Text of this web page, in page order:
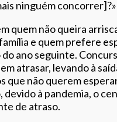
ninguém concorrer]?»
quem não queira
e quem prefere
ano seguinte.
atrasar, levando à
que não querem
devido à pandemia, o
de atraso.